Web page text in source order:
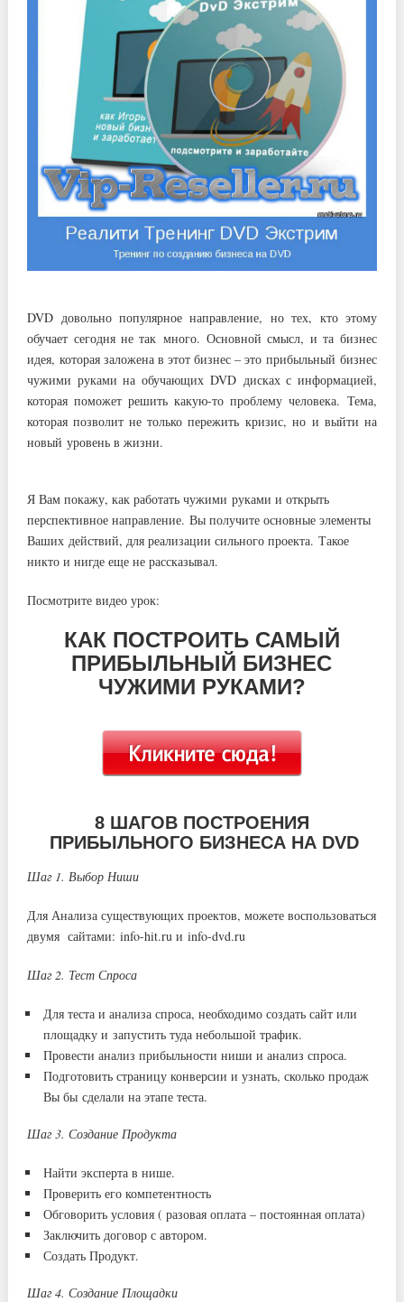
DVD довольно популярное направление, но тех, кто этому
обучает сегодня не так много. Основной смысл, и та бизнес
идея, которая заложена в этот бизнес – это прибыльный бизнес
чужими руками на обучающих DVD дисках с информацией,
которая поможет решить какую-то проблему человека. Тема,
которая позволит не только пережить кризис, но и выйти на
новый уровень в жизни.
Я Вам покажу, как работать чужими руками и открыть
перспективное направление. Вы получите основные элементы
Ваших действий, для реализации сильного проекта. Такое
никто и нигде еще не рассказывал.
Посмотрите видео урок:
КАК ПОСТРОИТЬ САМЫЙ
ПРИБЫЛЬНЫЙ БИЗНЕС
ЧУЖИМИ РУКАМИ?
8 ШАГОВ ПОСТРОЕНИЯ
ПРИБЫЛЬНОГО БИЗНЕСА НА DVD
Шаг 1. Выбор Ниши
Для Анализа существующих проектов, можете воспользоваться
двумя сайтами: info-hit.ru и info-dvd.ru
Шаг 2. Тест Спроса
Для теста и анализа спроса, необходимо создать сайт или
площадку и запустить туда небольшой трафик.
Провести анализ прибыльности ниши и анализ спроса.
Подготовить страницу конверсии и узнать, сколько продаж
Вы бы сделали на этапе теста.
Шаг 3. Создание Продукта
Найти эксперта в нише.
Проверить его компетентность
Обговорить условия ( разовая оплата – постоянная оплата)
Заключить договор с автором.
Создать Продукт.
Шаг 4. Создание Площадки